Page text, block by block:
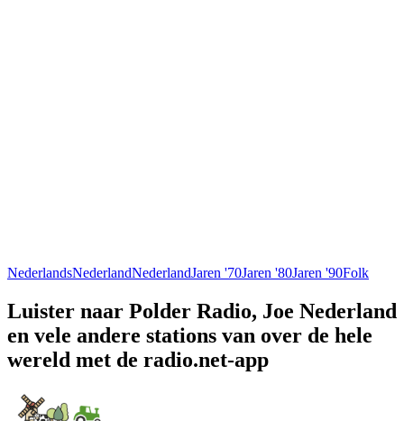
NederlandsNederlandNederlandJaren '70Jaren '80Jaren '90Folk
Luister naar Polder Radio, Joe Nederland
en vele andere stations van over de hele
wereld met de radio.net-app